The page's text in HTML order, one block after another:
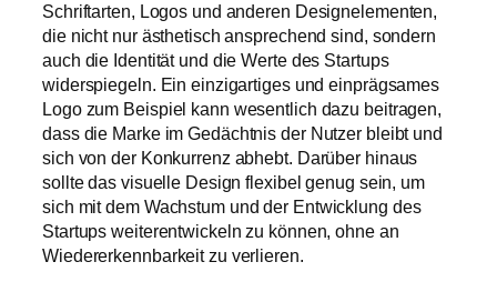
Schriftarten, Logos und anderen Designelementen,
die nicht nur ästhetisch ansprechend sind, sondern
auch die Identität und die Werte des Startups
widerspiegeln. Ein einzigartiges und einprägsames
Logo zum Beispiel kann wesentlich dazu beitragen,
dass die Marke im Gedächtnis der Nutzer bleibt und
sich von der Konkurrenz abhebt. Darüber hinaus
sollte das visuelle Design flexibel genug sein, um
sich mit dem Wachstum und der Entwicklung des
Startups weiterentwickeln zu können, ohne an
Wiedererkennbarkeit zu verlieren.